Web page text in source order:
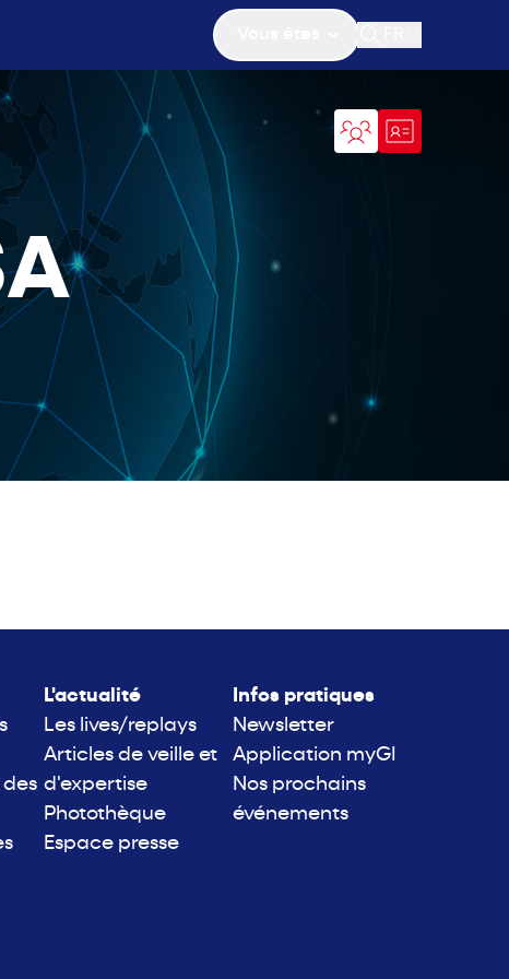
Ouvrir la
des
L'actualité
Les lives/replays
Articles de veille et
d'expertise
Photothèque
Espace presse
Infos pratiques
Newsletter
Application myGI
Nos prochains
événements